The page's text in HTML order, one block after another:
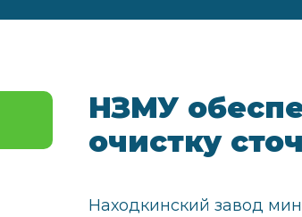
НЗМУ
очистку
Находкинский завод